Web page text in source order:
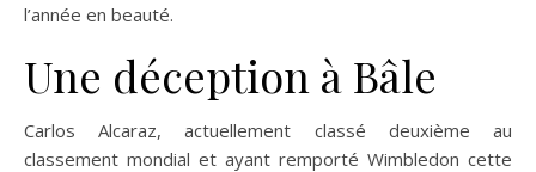
l’année en beauté.
Une déception à Bâle
Carlos Alcaraz, actuellement classé deuxième au
classement mondial et ayant remporté Wimbledon cette